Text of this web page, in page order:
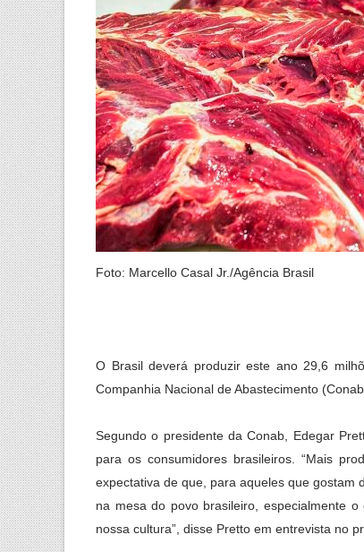
Foto: Marcello Casal Jr./Agência Brasil
O Brasil deverá produzir este ano 29,6
Companhia Nacional de Abastecimento
Segundo o presidente da Conab, Edegar
para os consumidores brasileiros. “Mais
expectativa de que, para aqueles que
na mesa do povo brasileiro, especialmente
nossa cultura”, disse Pretto em entrevista no